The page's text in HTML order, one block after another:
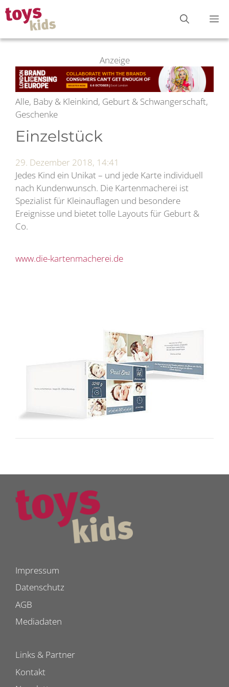
Zum
Inhalt
springen
Anzeige
Alle, Baby & Kleinkind, Geburt & Schwangerschaft,
Geschenke
Einzelstück
29. Dezember 2018, 14:41
Jedes Kind ein Unikat – und jede Karte individuell
nach Kundenwunsch. Die Kartenmacherei ist
Spezialist für Kleinauflagen und besondere
Ereignisse und bietet tolle Layouts für Geburt &
Co.
www.die-kartenmacherei.de
Impressum
Datenschutz
AGB
Mediadaten
Links & Partner
Kontakt